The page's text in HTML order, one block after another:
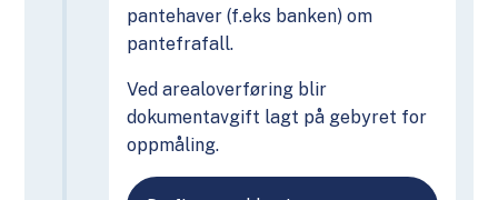
pantehaver (f.eks banken) om
pantefrafall.
Ved arealoverføring blir
dokumentavgift lagt på gebyret for
oppmåling.